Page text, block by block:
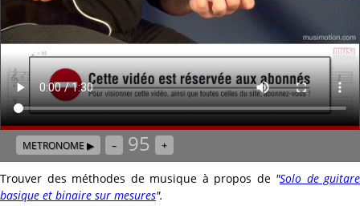
METRONOME ▶ – 95 +
Trouver des méthodes de musique à propos de "Solo de guitare
basique et binaire sur mesures".